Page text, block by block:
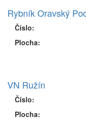
Rybník Oravský
Číslo:
Plocha:
VN Ružín
Číslo:
Plocha: